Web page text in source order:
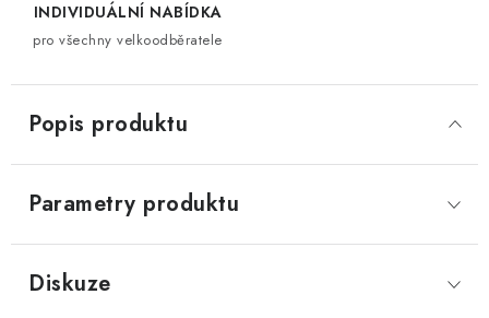
INDIVIDUÁLNÍ NABÍDKA
pro všechny velkoodběratele
Popis produktu
Parametry produktu
Diskuze